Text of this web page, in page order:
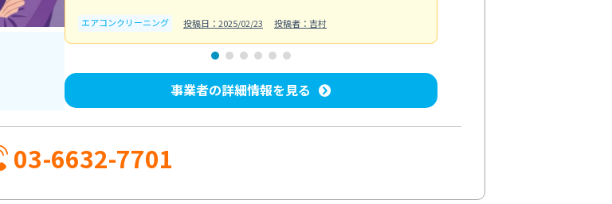
エアコンクリーニング 投稿日：2025/02/23 投稿者：吉村
事業者の詳細情報を見る
03-6632-7701